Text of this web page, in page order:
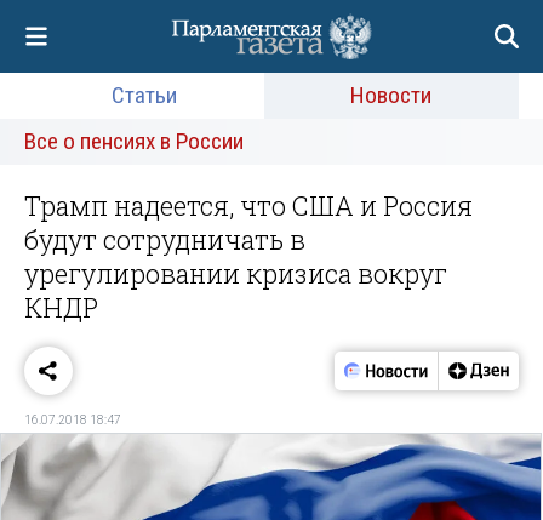
Статьи
Новости
Все о пенсиях в России
Трамп надеется, что США и Россия
будут сотрудничать в
урегулировании кризиса вокруг
КНДР
16.07.2018 18:47